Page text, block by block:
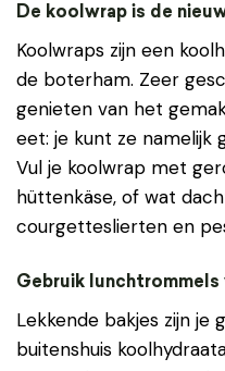
De koolwrap is de
Koolwraps zijn een
de boterham. Zeer
genieten van het
eet: je kunt ze namelijk
Vul je koolwrap met
hüttenkäse, of wat
courgetteslierten en
Gebruik
Lekkende bakjes zijn je
buitenshuis